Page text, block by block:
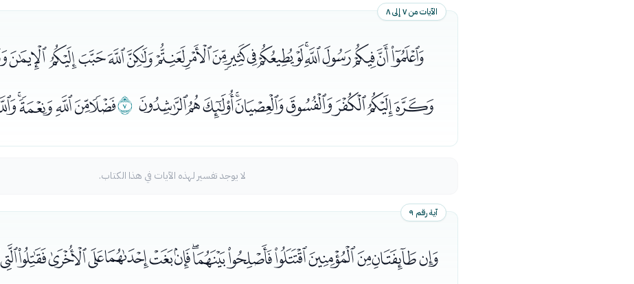
الآيات من ٧ إلى ٨
ﮆﮇﮈﮉﮊﮋﮌﮍﮎﮏ
لا يوجد تفسير لهذه الآيات في هذا الكتاب.
آية رقم ٩